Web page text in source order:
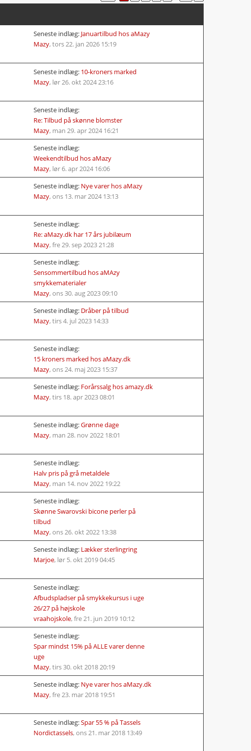
Seneste indlæg: Januartilbud hos aMazy
Mazy, tors 22. jan 2026 15:19
Seneste indlæg: 10-kroners marked
Mazy, lør 26. okt 2024 23:16
Seneste indlæg:
Re: Tilbud på skønne blomster
Mazy, man 29. apr 2024 16:21
Seneste indlæg:
Weekendtilbud hos aMazy
Mazy, lør 6. apr 2024 16:06
Seneste indlæg: Nye varer hos aMazy
Mazy, ons 13. mar 2024 13:13
Seneste indlæg:
Re: aMazy.dk har 17 års jubilæum
Mazy, fre 29. sep 2023 21:28
Seneste indlæg:
Sensommertilbud hos aMAzy
smykkematerialer
Mazy, ons 30. aug 2023 09:10
Seneste indlæg: Dråber på tilbud
Mazy, tirs 4. jul 2023 14:33
Seneste indlæg:
15 kroners marked hos aMazy.dk
Mazy, ons 24. maj 2023 15:37
Seneste indlæg: Forårssalg hos amazy.dk
Mazy, tirs 18. apr 2023 08:01
Seneste indlæg:Grønne dage
Mazy, man 28. nov 2022 18:01
Seneste indlæg:
Halv pris på grå metaldele
Mazy, man 14. nov 2022 19:22
Seneste indlæg:
Skønne Swarovski bicone perler på
tilbud
Mazy, ons 26. okt 2022 13:38
Seneste indlæg: Lækker sterlingring
Marjoe, lør 5. okt 2019 04:45
Seneste indlæg:
Afbudspladser på smykkekursus i uge
26/27 på højskole
vraahojskole, fre 21. jun 2019 10:12
Seneste indlæg:
Spar mindst 15% på ALLE varer denne
uge
Mazy, tirs 30. okt 2018 20:19
Seneste indlæg: Nye varer hos aMazy.dk
Mazy, fre 23. mar 2018 19:51
Seneste indlæg:Spar 55 % på Tassels
Nordictassels, ons 21. mar 2018 13:49